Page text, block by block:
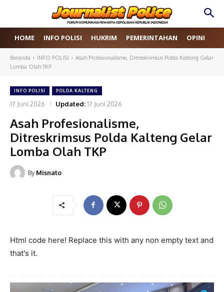
HOME INFO POLISI HUKRIM PEMERINTAHAN OPINI
Beranda INFO POLISI
Asah Profesionalisme, Ditreskrimsus Polda Kalteng Gelar
Lomba Olah TKP
INFO POLISI POLDA KALTENG
17 Juni 2026 Updated:17 Juni 2026
Asah Profesionalisme,
Ditreskrimsus Polda Kalteng Gelar
Lomba Olah TKP
By Misnato
Html code here! Replace this with any non empty text and
that's it.